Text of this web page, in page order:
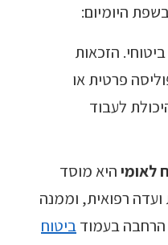
היומיום:
הזכאות
פרטית או
לעבוד
לאומיהיא מוסד
רפואית, וממנה
הרחבה בעמודביטוח